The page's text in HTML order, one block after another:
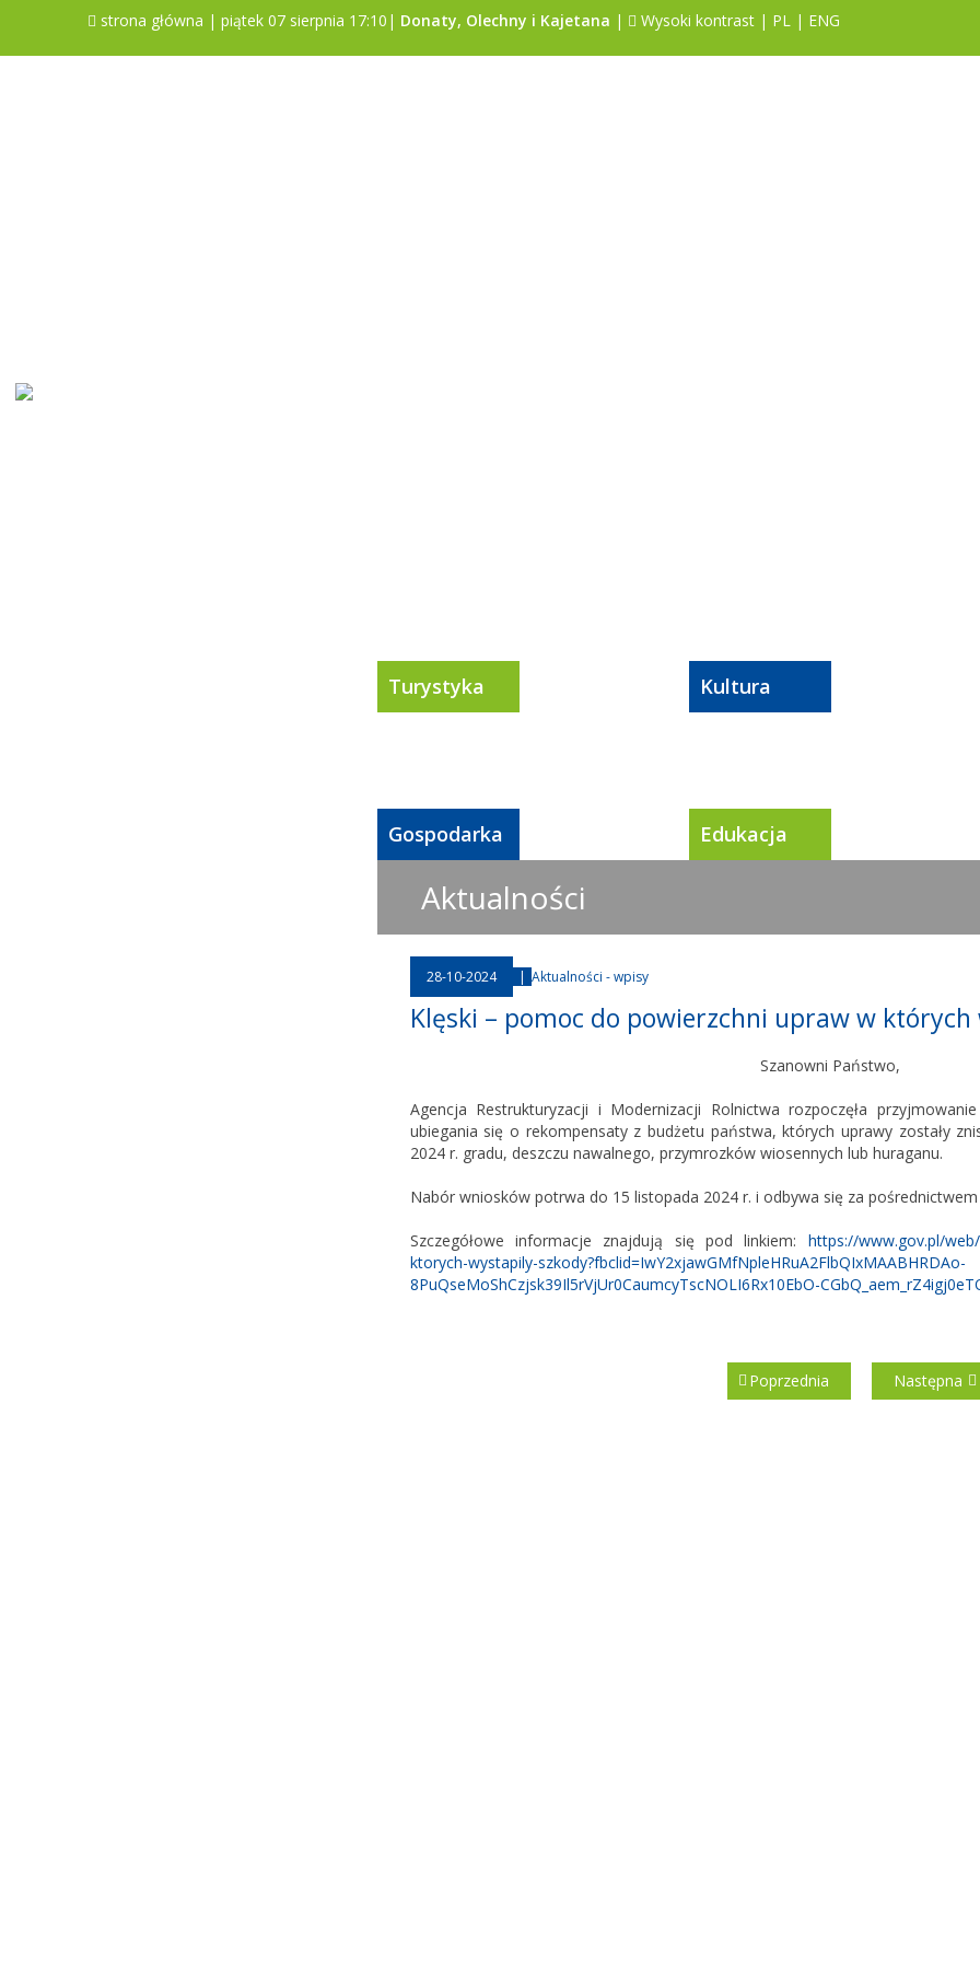
strona główna | piątek 07 sierpnia 17:10| Donaty, Olechny i Kajetana | Wysoki kontrast| PL| ENG
Turystyka Kultura
Gospodarka Edukacja
Aktualności
28-10-2024 | Aktualności - wpisy
Klęski – pomoc do powierzchni upraw w których
Szanowni Państwo,
Agencja Restrukturyzacji i Modernizacji Rolnictwa rozpoczęła
ubiegania się o rekompensaty z budżetu państwa, których uprawy zostały
2024 r. gradu, deszczu nawalnego, przymrozków wiosennych lub huraganu.
Nabór wniosków potrwa do 15 listopada 2024 r. i odbywa się za pośrednictwem
Szczegółowe informacje znajdują się pod linkiem: https://www.gov.pl/
ktorych-wystapily-szkody?fbclid=IwY2xjawGMfNpleHRuA2FlbQIxMAABHRDAo-
8PuQseMoShCzjsk39Il5rVjUr0CaumcyTscNOLI6Rx10EbO-
Poprzednia Następna